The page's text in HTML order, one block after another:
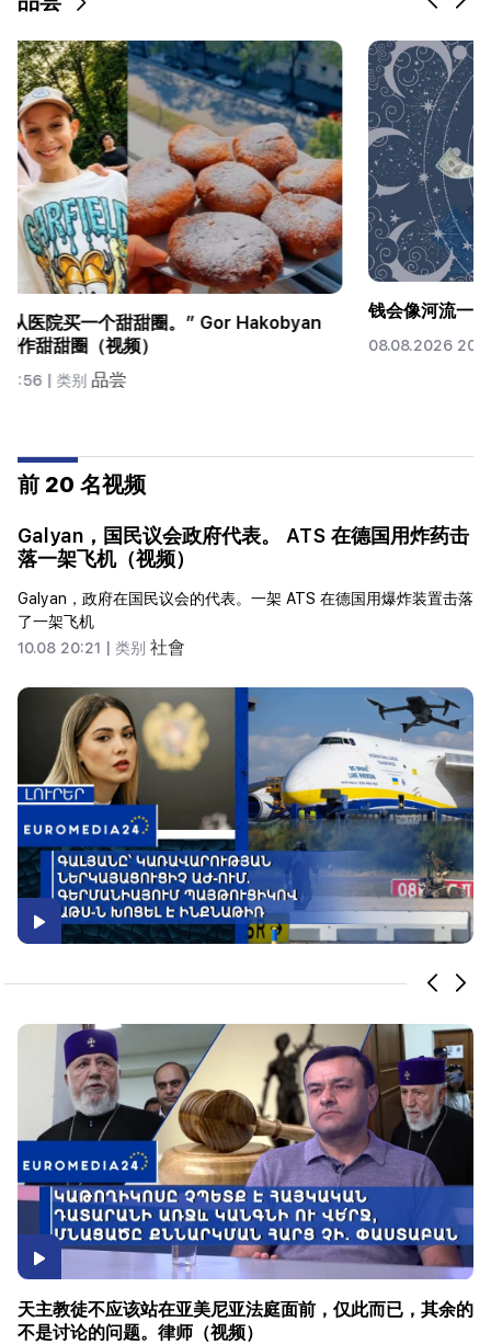
Anahit Kirakosyan 和她的前夫为女儿的婚礼准备的昂
贵礼物（视频）
07.08.2026 00:24 |
前 20 名视频
Galyan，国民议会政府代表。 ATS 在德国用炸药击
落一架飞机（视频）
Galyan，政府在国民议会的代表。一架 ATS 在德国用爆炸装置击落
了一架飞机
10.08 20:21 |
类别 社會
要求严格的亚美尼亚人去哪儿了？卡琳·纳尔查吉安
(Karine Nalchajyan) 谈亚美尼亚精神、民族面孔的形成